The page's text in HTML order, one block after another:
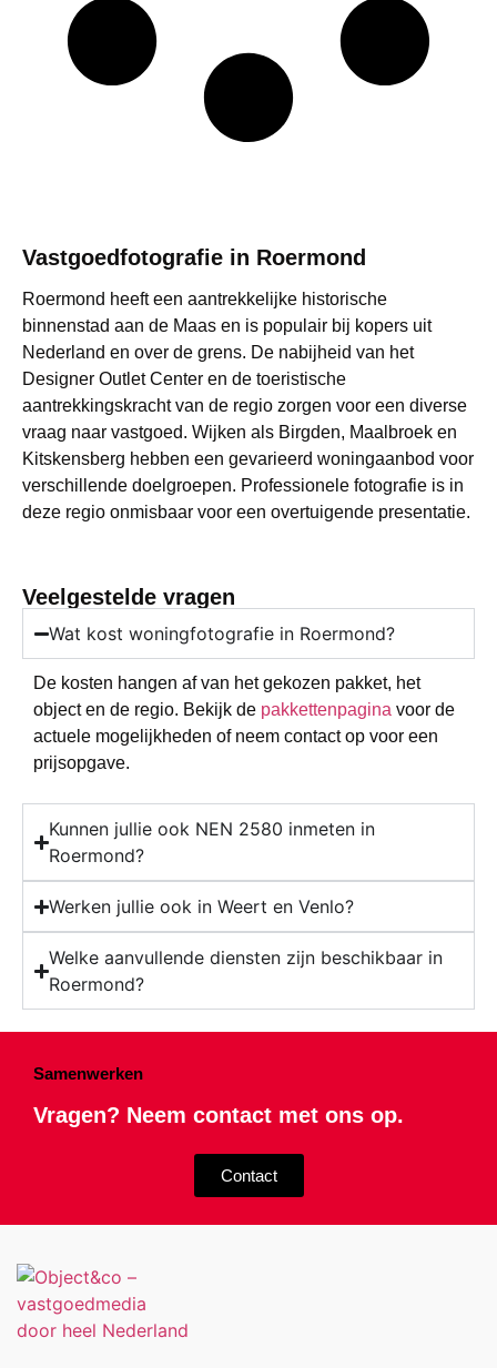
Vastgoedfotografie in Roermond
Roermond heeft een aantrekkelijke historische
binnenstad aan de Maas en is populair bij kopers uit
Nederland en over de grens. De nabijheid van het
Designer Outlet Center en de toeristische
aantrekkingskracht van de regio zorgen voor een diverse
vraag naar vastgoed. Wijken als Birgden, Maalbroek en
Kitskensberg hebben een gevarieerd woningaanbod voor
verschillende doelgroepen. Professionele fotografie is in
deze regio onmisbaar voor een overtuigende presentatie.
Veelgestelde vragen
Wat kost woningfotografie in Roermond?
De kosten hangen af van het gekozen pakket, het
object en de regio. Bekijk de pakkettenpagina voor de
actuele mogelijkheden of neem contact op voor een
prijsopgave.
Kunnen jullie ook NEN 2580 inmeten in
Roermond?
Werken jullie ook in Weert en Venlo?
Welke aanvullende diensten zijn beschikbaar in
Roermond?
Samenwerken
Vragen? Neem contact met ons op.
Contact